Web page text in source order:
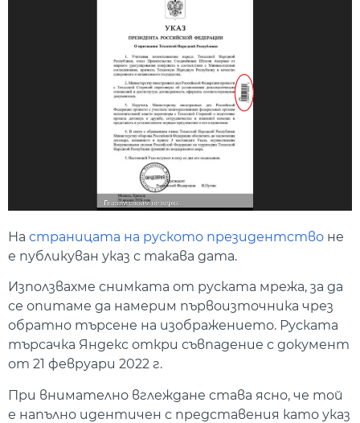
На страницата на руското президентство не
е публикуван указ с такава дата.
Използвахме снимката от руската мрежа, за да
се опитаме да намерим първоизточника чрез
обратно търсене на изображението. Руската
търсачка Яндекс откри съвпадение с документ
от 21 февруари 2022 г.
При внимателно вглеждане става ясно, че той
е напълно идентичен с представения като указ